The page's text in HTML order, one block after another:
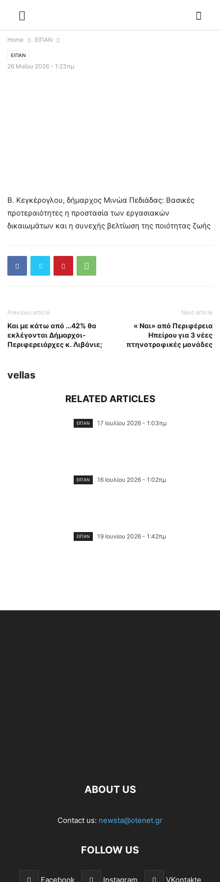
Home ΕΙΠΑΝ
ΕΙΠΑΝ
26 Μαΐου 2026 - 1:23πμ
Β. Κεγκέρογλου, δήμαρχος Μινώα Πεδιάδας: Bασικές
προτεραιότητες η προστασία των εργασιακών
δικαιωμάτων και η συνεχής βελτίωση της ποιότητας ζωής
Previous article
Και με κάτω από …42% θα
εκλέγονται Δήμαρχοι-
Περιφερειάρχες κ. Λιβάνιε;
Next article
« Ναι» από Περιφέρεια
Ηπείρου για 3 νέες
πτηνοτροφικές μονάδες
vellas
RELATED ARTICLES
ΕΙΠΑΝ 17 Ιουλίου 2026 - 1:03πμ
ΕΙΠΑΝ 16 Ιουλίου 2026 - 1:02πμ
ΕΙΠΑΝ 19 Ιουνίου 2026 - 1:42πμ
ABOUT US
Contact us: newsta@otenet.gr
FOLLOW US
Facebook Instagram VKontakte